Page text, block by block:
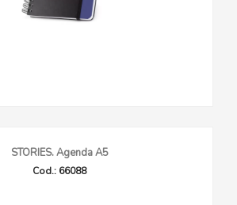
STORIES. Agenda A5
Cod.: 66088